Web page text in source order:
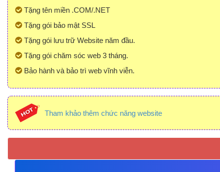
Tặng tên miền .COM/.NET
Tặng gói bảo mật SSL
Tặng gói lưu trữ Website năm đầu.
Tặng gói chăm sóc web 3 tháng.
Bảo hành và bảo trì web vĩnh viễn.
Tham khảo thêm chức năng website